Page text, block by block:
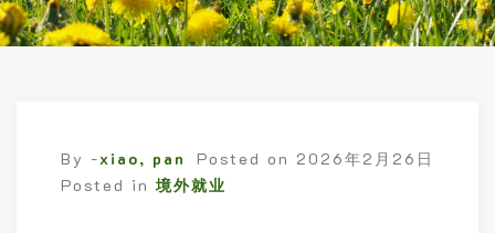
By -xiao, pan Posted on 2026年2月26日
Posted in 境外就业